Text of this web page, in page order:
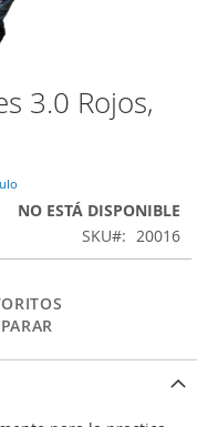
3.0 Rojos,
NO ESTÁ DISPONIBLE
SKU
20016